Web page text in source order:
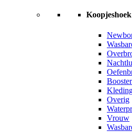
Koopjeshoek
Overig
Vrouw